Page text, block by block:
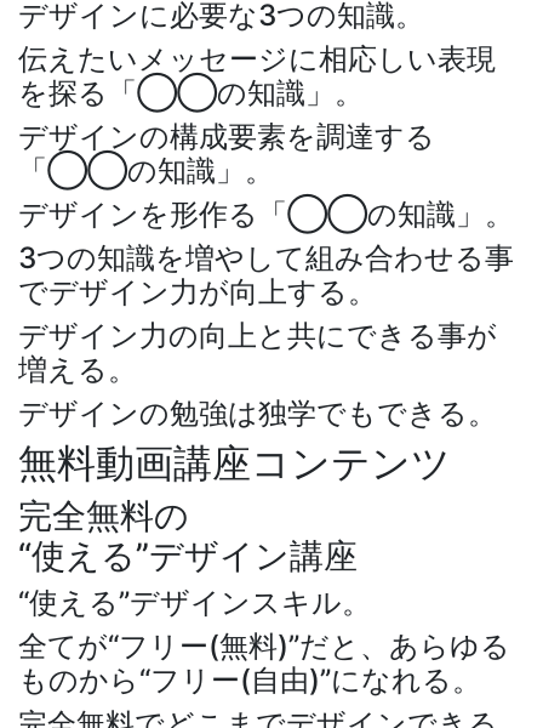
デザインに必要な3つの知識。
伝えたいメッセージに相応しい表現
を探る「◯◯の知識」。
デザインの構成要素を調達する
「◯◯の知識」。
デザインを形作る「◯◯の知識」。
3つの知識を増やして組み合わせる事
でデザイン力が向上する。
デザイン力の向上と共にできる事が
増える。
デザインの勉強は独学でもできる。
無料動画講座コンテンツ
完全無料の
“使える”デザイン講座
“使える”デザインスキル。
全てが“フリー(無料)”だと、あらゆる
ものから“フリー(自由)”になれる。